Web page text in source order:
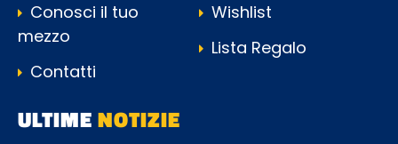
Conosci il tuo
mezzo
Contatti
Wishlist
Lista Regalo
ULTIMENOTIZIE